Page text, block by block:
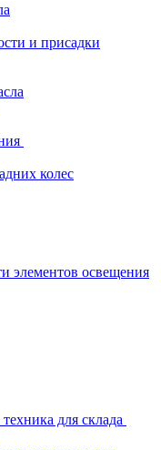
и присадки
колес
элементов освещения
для склада